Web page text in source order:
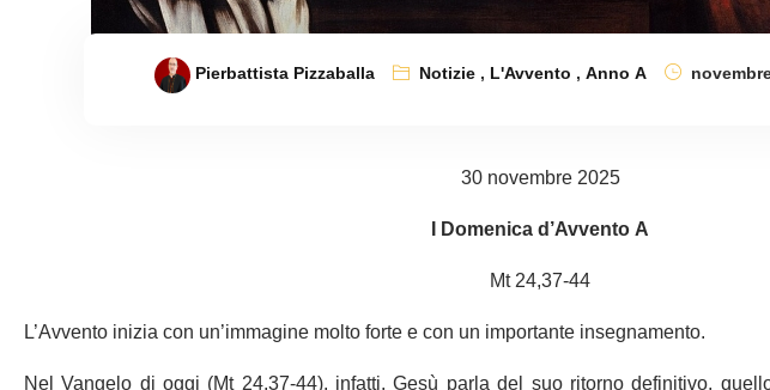
Pierbattista Pizzaballa Notizie, L'Avvento ,Anno A
30 novembre 2025
I Domenica d’Avvento A
Mt 24,37-44
L’Avvento inizia con un’immagine molto forte e con un importante insegnamento.